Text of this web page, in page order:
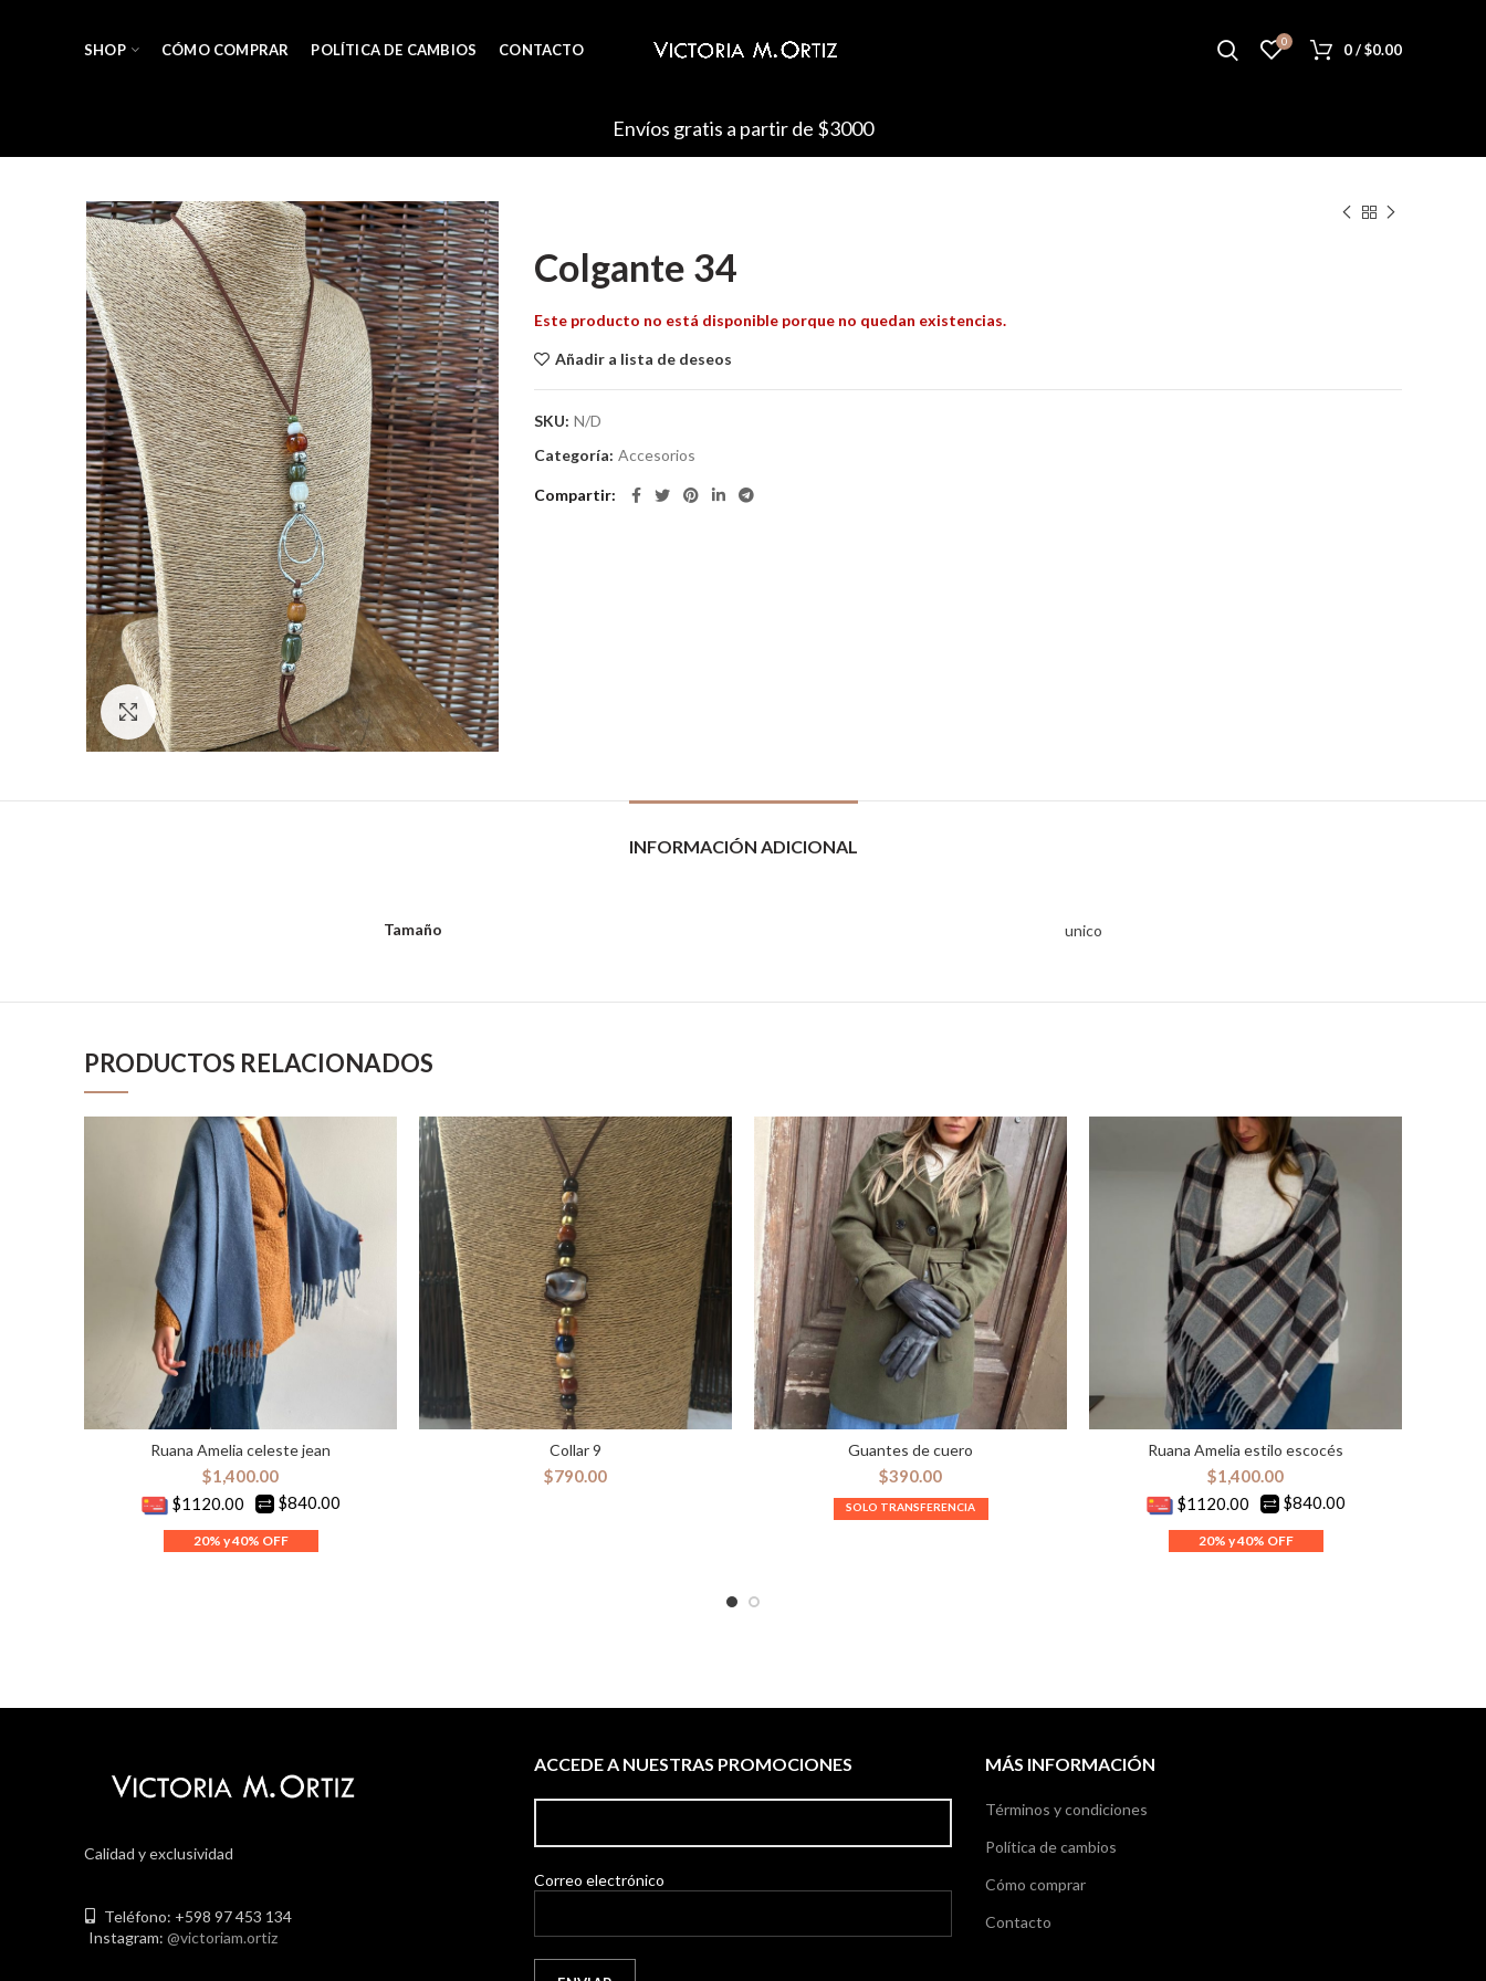
SHOP CÓMO COMPRAR POLÍTICA DE CAMBIOS CONTACTO 0 0/$0.00
Envíos gratis a partir de $3000
Hacer zoom
Colgante 34
Este producto no está disponible porque no quedan existencias.
Añadir a lista de deseos
SKU: N/D
Categoría: Accesorios
Compartir
INFORMACIÓN ADICIONAL
Tamaño unico
PRODUCTOS RELACIONADOS
AÑADIR AL CARRITO
Ruana Amelia celeste jean
$1,400.00
$1120.00
$840.00
AÑADIR AL CARRITO
Collar 9
$790.00
AÑADIR AL CARRITO
Guantes de cuero
$390.00
AÑADIR AL CARRITO
Ruana Amelia estilo escocés
$1,400.00
$1120.00
$840.00
Calidad y exclusividad
Teléfono: +598 97 453 134
Instagram: @victoriam.ortiz
ACCEDE A NUESTRAS PROMOCIONES
Correo electrónico
MÁS INFORMACIÓN
Términos y condiciones
Política de cambios
Cómo comprar
Contacto